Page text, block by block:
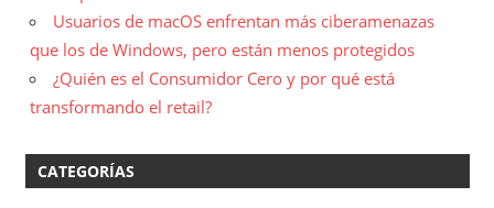
Usuarios de macOS enfrentan más ciberamenazas
que los de Windows, pero están menos protegidos
¿Quién es el Consumidor Cero y por qué está
transformando el retail?
CATEGORÍAS